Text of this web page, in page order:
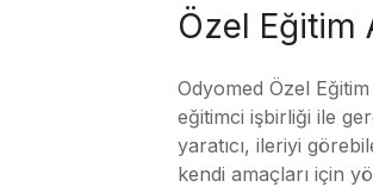
Özel Eğitim
Odyomed Özel
eğitimci işbirliği ile
yaratıcı, ileriyi
kendi amaçları için